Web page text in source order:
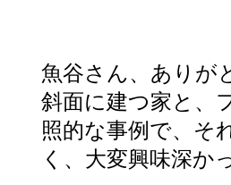
魚谷さん、ありが
斜面に建つ家と、
照的な事例で、そ
く、大変興味深か